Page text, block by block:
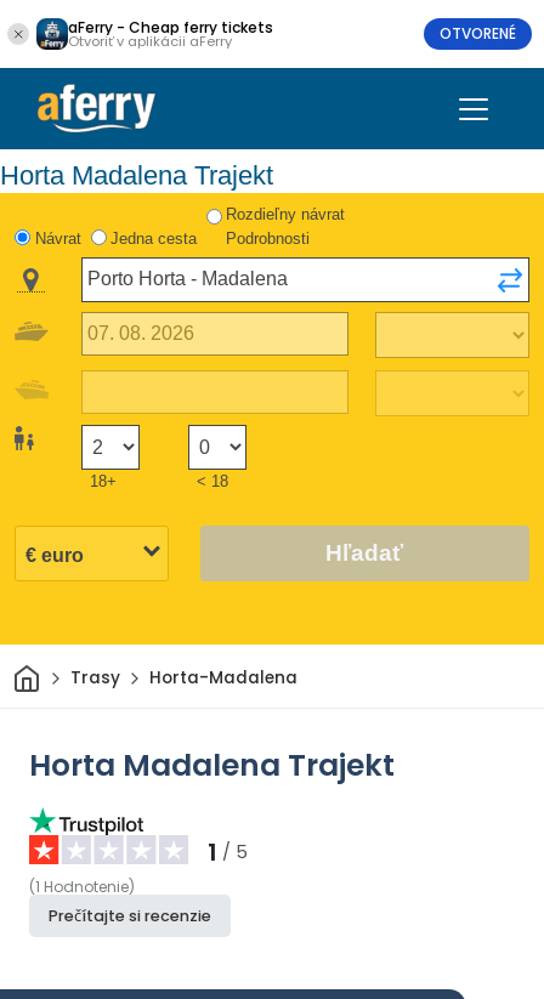
aFerry - Cheap ferry tickets
Otvoriť v aplikácii aFerry OTVORENÉ
Horta Madalena Trajekt
Návrat Jedna cesta
Rozdieľny návrat
Podrobnosti
18+ < 18
Hľadať
Domov
Trasy Horta-Madalena
Horta Madalena Trajekt
1 / 5
(1 Hodnotenie)
Prečítajte si recenzie